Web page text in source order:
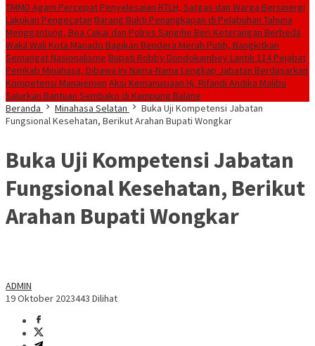
TMMD Agam Percepat Penyelesaian RTLH, Satgas dan Warga Bersinergi
Lakukan Pengecatan Barang Bukti Penangkapan di Pelabuhan Tahuna
Menggantung, Bea Cukai dan Polres Sangihe Beri Keterangan Berbeda
Wakil Wali Kota Manado Bagikan Bendera Merah Putih, Bangkitkan
Semangat Nasionalisme Bupati Robby Dondokambey Lantik 114 Pejabat
Pemkab Minahasa, Dibawa ini Nama-Nama Lengkap Jabatan Berdasarkan
Kompetensi Manajemen ‎Aksi Kemanusiaan Hj. Rifandi Andika Malibu
Salurkan Bantuan Sembako di Kampung Balane
Beranda
Minahasa Selatan
Buka Uji Kompetensi Jabatan
Fungsional Kesehatan, Berikut Arahan Bupati Wongkar
Buka Uji Kompetensi Jabatan
Fungsional Kesehatan, Berikut
Arahan Bupati Wongkar
ADMIN
19 Oktober 2023443 Dilihat